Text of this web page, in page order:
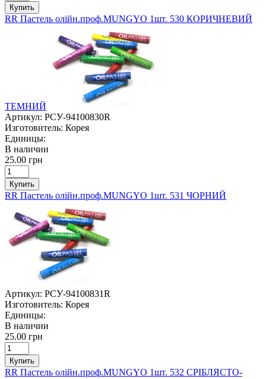
Купить
RR Пастель олійн.проф.MUNGYO 1шт. 530 КОРИЧНЕВИЙ
ТЕМНИЙ
Артикул: РСУ-94100830R
Изготовитель: Корея
Единицы:
В наличии
25.00 грн
Купить
RR Пастель олійн.проф.MUNGYO 1шт. 531 ЧОРНИЙ
Артикул: РСУ-94100831R
Изготовитель: Корея
Единицы:
В наличии
25.00 грн
Купить
RR Пастель олійн.проф.MUNGYO 1шт. 532 СРІБЛЯСТО-